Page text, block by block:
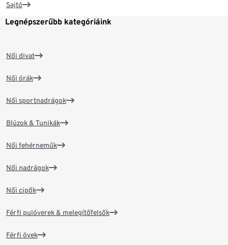
Sajtó
Legnépszerűbb kategóriáink
Női divat
Női órák
Női sportnadrágok
Blúzok & Tunikák
Női fehérneműk
Női nadrágok
Női cipők
Férfi pulóverek & melegítőfelsők
Férfi övek